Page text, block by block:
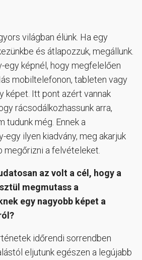
világban élünk. Ha egy
és átlapozzuk, megállunk.
egy képnél, hogy megfelelően
mobiltelefonon, tableten vagy
képet. Itt pont azért vannak
rácsodálkozhassunk arra,
tudunk még. Ennek a
egy ilyen kiadvány, meg akarjuk
megőrizni a felvételeket.
az volt a cél, hogy a
megmutass a
egy nagyobb képet a
időrendi sorrendben
eljutunk egészen a legújabb